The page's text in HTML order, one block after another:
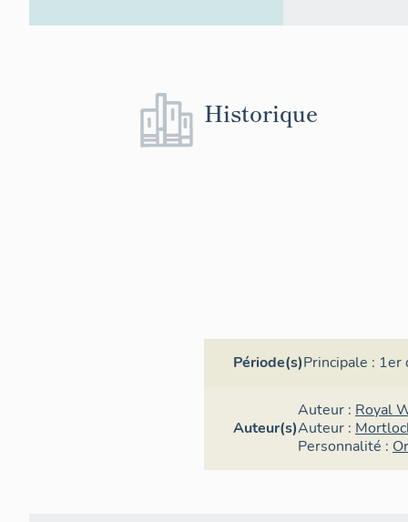
Historique
Période(s)Principale : 1er
Auteur(s)
Auteur : Royal
Auteur :
Personnalité :